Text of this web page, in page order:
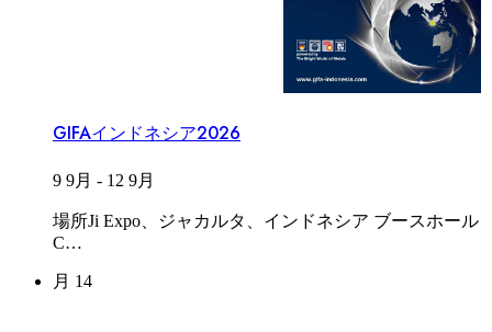
GIFAインドネシア2026
9 9月 - 12 9月
場所Ji Expo、ジャカルタ、インドネシア ブースホール
C…
月 14